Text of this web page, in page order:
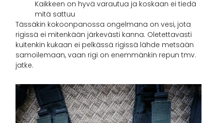
Kaikkeen on hyvä varautua ja koskaan ei tiedä
mitä sattuu
Tässäkin kokoonpanossa ongelmana on vesi, jota
rigissä ei mitenkään järkevästi kanna. Oletettavasti
kuitenkin kukaan ei pelkässä rigissä lähde metsään
samoilemaan, vaan rigi on enemmänkin repun tmv.
jatke.